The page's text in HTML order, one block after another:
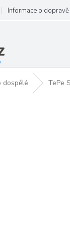
Informace o dopravě
dospělé TePe